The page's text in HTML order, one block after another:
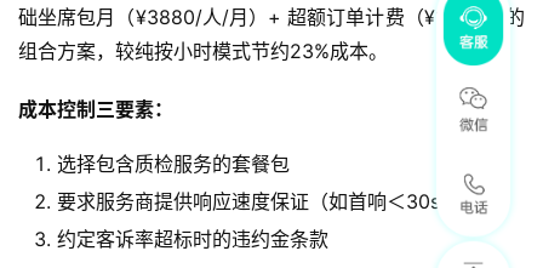
础坐席包月（¥3880/人/月）+ 超额订单计费（¥1.5/单）的
组合方案，较纯按小时模式节约23%成本。
成本控制三要素：
选择包含质检服务的套餐包
要求服务商提供响应速度保证（如首响＜30s）
约定客诉率超标时的违约金条款